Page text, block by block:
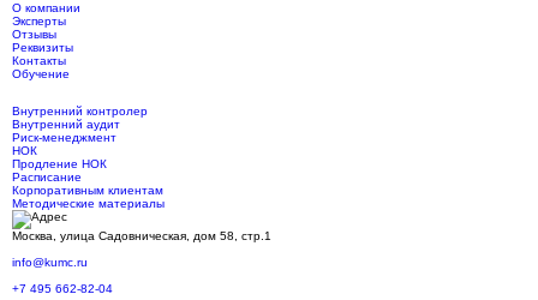
О компании
Эксперты
Отзывы
Реквизиты
Контакты
Обучение
Внутренний контролер
Внутренний аудит
Риск-менеджмент
НОК
Продление НОК
Расписание
Корпоративным клиентам
Методические материалы
Москва, улица Садовническая, дом 58, стр.1
info@kumc.ru
+7 495 662-82-04